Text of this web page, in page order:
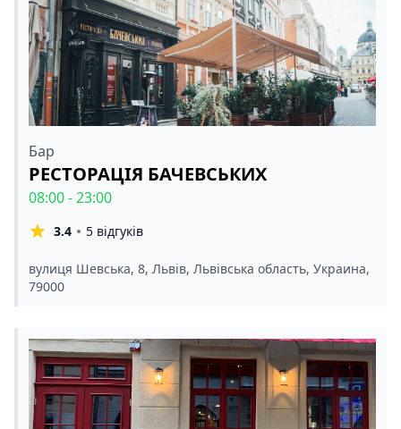
Бар
РЕСТОРАЦІЯ БАЧЕВСЬКИХ
08:00 - 23:00
3.4 5 відгуків
вулиця Шевська, 8, Львів, Львівська область, Украина,
79000